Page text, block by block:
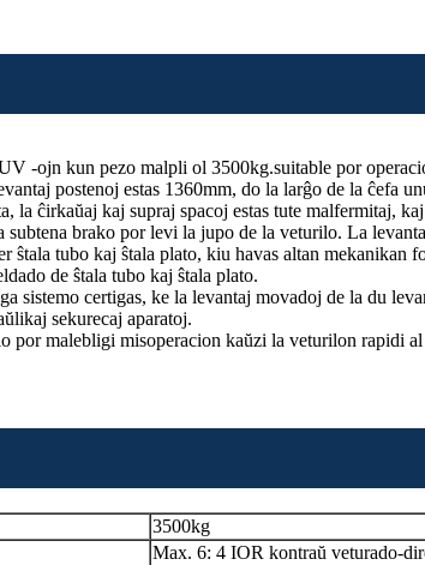
-ojn kun pezo malpli ol 3500kg.suitable por
postenoj estas 1360mm, do la larĝo de la ĉefa
la ĉirkaŭaj kaj supraj spacoj estas tute malfermitaj,
brako por levi la jupo de la veturilo. La
ŝtala tubo kaj ŝtala plato, kiu havas altan mekanikan
de ŝtala tubo kaj ŝtala plato.
sistemo certigas, ke la levantaj movadoj de la du
sekurecaj aparatoj.
por malebligi misoperacion kaŭzi la veturilon rapidi al
3500kg
Max. 6: 4 IOR kontraŭ veturado-